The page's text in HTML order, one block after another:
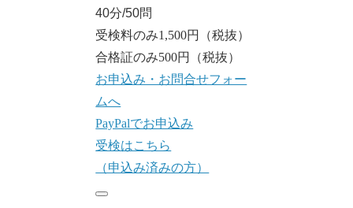
40分/50問
受検料のみ1,500円（税抜）
合格証のみ500円（税抜）
お申込み・お問合せフォー
ムへ
PayPalでお申込み
受検はこちら
（申込み済みの方）